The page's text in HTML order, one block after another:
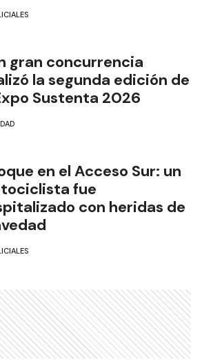
gran concurrencia
la segunda edición de
Sustenta 2026
en el Acceso Sur: un
fue
con heridas de